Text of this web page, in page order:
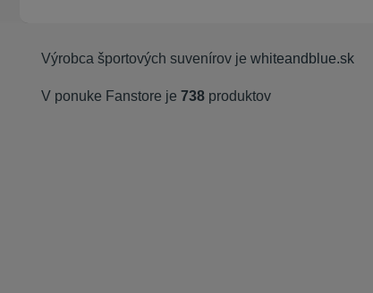
Výrobca športových suvenírov je whiteandblue.sk
V ponuke Fanstore je 738 produktov